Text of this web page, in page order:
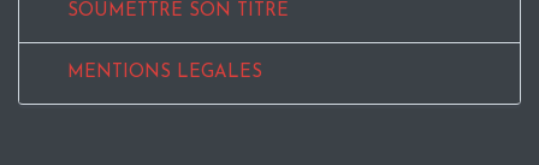
SOUMETTRE SON TITRE
MENTIONS LEGALES